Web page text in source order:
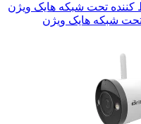
تحت شبکه هایک ویژن
شبکه هایک ویژن